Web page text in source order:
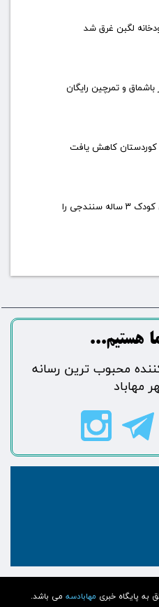
لگبن غرق شد
و تمرچین رایگان
کوردستان کاهش یافت
سگ بلاصاحب جان کودک ۳ ساله سنندجی را
مهابادسه می باشد.
هستیم...​​​​​​​​​​​​​​
کننده محبوب ترین رسانه
مهاباد​​​​​​​​​​​​​​